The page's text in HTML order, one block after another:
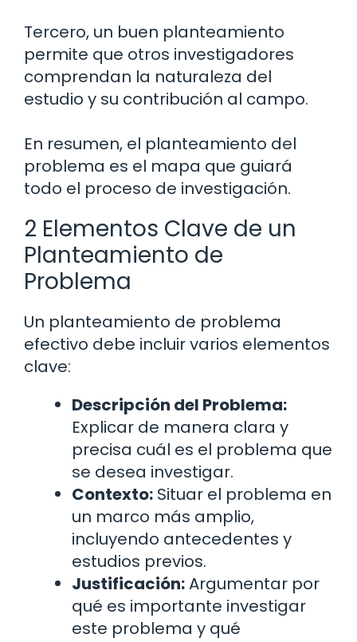
Tercero, un buen planteamiento
permite que otros investigadores
comprendan la naturaleza del
estudio y su contribución al campo.
En resumen, el planteamiento del
problema es el mapa que guiará
todo el proceso de investigación.
2 Elementos Clave de un
Planteamiento de
Problema
Un planteamiento de problema
efectivo debe incluir varios elementos
clave:
Descripción del Problema:
Explicar de manera clara y
precisa cuál es el problema que
se desea investigar.
Contexto: Situar el problema en
un marco más amplio,
incluyendo antecedentes y
estudios previos.
Justificación:Argumentar por
qué es importante investigar
este problema y qué